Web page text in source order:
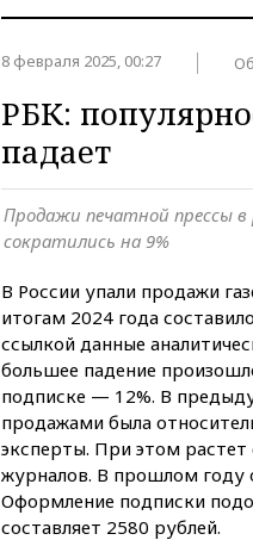
8 февраля 2025, 00:27
РБК:
падает
Продажи печатной прессы в
сократились на 9%
В России упали продажи
итогам 2024 года
ссылкой данные
большее падение
подписке — 12%. В
продажами была
эксперты. При этом растет
журналов. В прошлом году
Оформление подписки
составляет 2580 рублей.